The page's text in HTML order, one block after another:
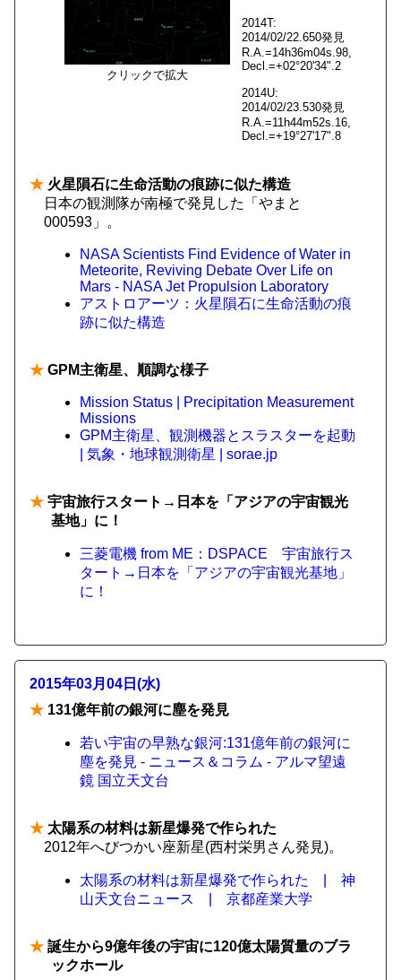
クリックで拡大
2014T:
2014/02/22.650発見
R.A.=14h36m04s.98,
Decl.=+02°20'34".2
2014U:
2014/02/23.530発見
R.A.=11h44m52s.16,
Decl.=+19°27'17".8
★ 火星隕石に生命活動の痕跡に似た構造
日本の観測隊が南極で発見した「やまと
000593」。
NASA Scientists Find Evidence of Water in
Meteorite, Reviving Debate Over Life on
Mars - NASA Jet Propulsion Laboratory
アストロアーツ：火星隕石に生命活動の痕
跡に似た構造
★ GPM主衛星、順調な様子
Mission Status | Precipitation Measurement
Missions
GPM主衛星、観測機器とスラスターを起動
| 気象・地球観測衛星 | sorae.jp
★ 宇宙旅行スタート→日本を「アジアの宇宙観光
基地」に！
三菱電機 from ME：DSPACE 宇宙旅行ス
タート→日本を「アジアの宇宙観光基地」
に！
2015年03月04日(水)
★ 131億年前の銀河に塵を発見
若い宇宙の早熟な銀河:131億年前の銀河に
塵を発見 - ニュース＆コラム - アルマ望遠
鏡 国立天文台
★ 太陽系の材料は新星爆発で作られた
2012年へびつかい座新星(西村栄男さん発見)。
太陽系の材料は新星爆発で作られた | 神
山天文台ニュース | 京都産業大学
★ 誕生から9億年後の宇宙に120億太陽質量のブラ
ックホール